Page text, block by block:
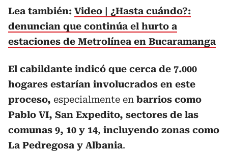
Lea también: Video | ¿Hasta cuándo?:
denuncian que continúa el hurto a
estaciones de Metrolínea en Bucaramanga
El cabildante indicó que cerca de 7.000
hogares estarían involucrados en este
proceso, especialmente en barrios como
Pablo VI, San Expedito, sectores de las
comunas 9, 10 y 14, incluyendo zonas como
La Pedregosa y Albania.